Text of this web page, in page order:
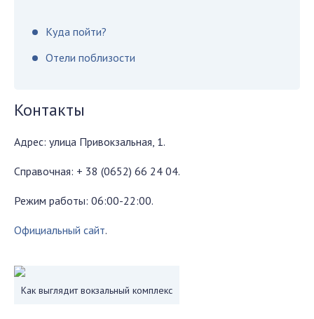
Куда пойти?
Отели поблизости
Контакты
Адрес: улица Привокзальная, 1.
Справочная: + 38 (0652) 66 24 04.
Режим работы: 06:00-22:00.
Официальный сайт.
Как выглядит вокзальный комплекс